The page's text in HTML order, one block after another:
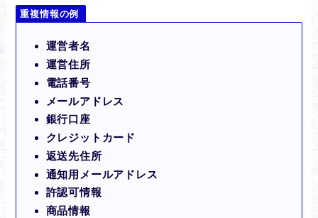
重複情報の例
運営者名
運営住所
電話番号
メールアドレス
銀行口座
クレジットカード
返送先住所
通知用メールアドレス
許認可情報
商品情報